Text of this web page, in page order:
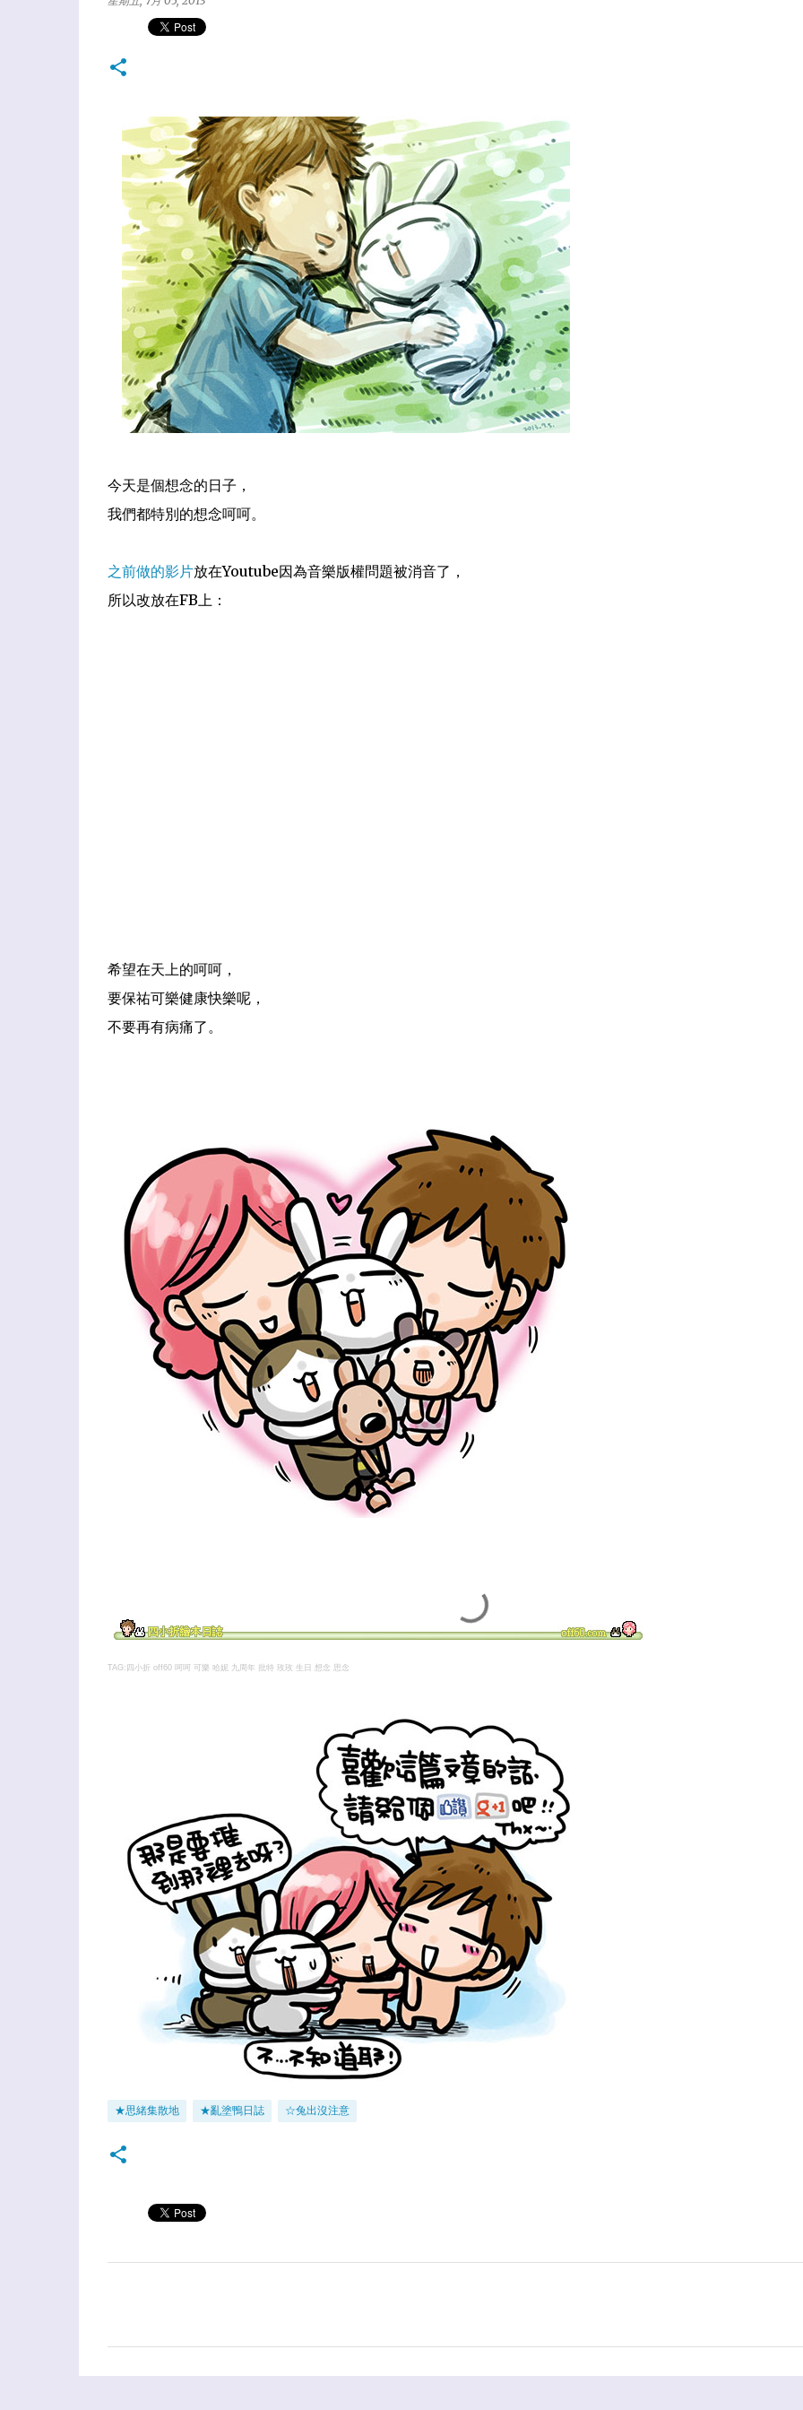
今天是個想念的日子，
我們都特別的想念呵呵。
之前做的影片放在Youtube因為音樂版權問題被消音了，
所以改放在FB上：
希望在天上的呵呵，
要保祐可樂健康快樂呢，
不要再有病痛了。
TAG:四小折 off60 呵呵 可樂 哈妮 九周年 批特 玫玫 生日 想念 思念
★思緒集散地 ★亂塗鴨日誌 ☆兔出沒注意